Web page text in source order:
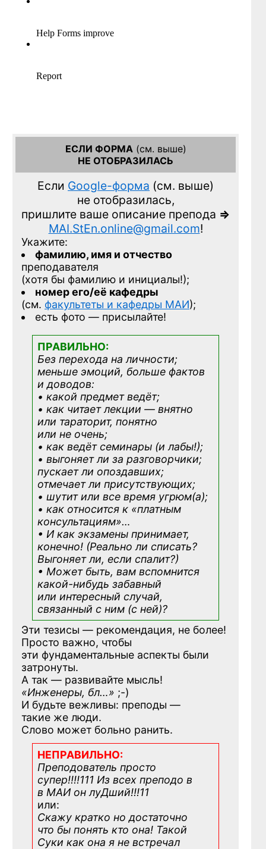
ЕСЛИ ФОРМА(см. выше)
НЕ ОТОБРАЗИЛАСЬ
Если Google-форма (см. выше)
не отобразилась,
пришлите ваше описание препода =>
MAI.StEn.online@gmail.com!
Укажите:
фамилию, имя и отчество
преподавателя
(хотя бы фамилию и инициалы!);
номер его/её кафедры
(см. факультеты и кафедры МАИ);
есть фото — присылайте!
ПРАВИЛЬНО:
Без перехода на личности;
меньше эмоций, больше фактов
и доводов:
• какой предмет ведёт;
• как читает лекции — внятно
или тараторит, понятно
или не очень;
• как ведёт семинары (и лабы!);
• выгоняет ли за разговорчики;
пускает ли опоздавших;
отмечает ли присутствующих;
• шутит или все время угрюм(а);
• как относится к «платным
консультациям»…
• И как экзамены принимает,
конечно! (Реально ли списать?
Выгоняет ли, если спалит?)
• Может быть, вам вспомнится
какой-нибудь забавный
или интересный случай,
связанный с ним (с ней)?
Эти тезисы — рекомендация, не более!
Просто важно, чтобы
эти фундаментальные аспекты были
затронуты.
А так — развивайте мысль!
«Инженеры, бл…» ;-)
И будьте вежливы: преподы —
такие же люди.
Слово может больно ранить.
НЕПРАВИЛЬНО:
Преподователь просто
супер!!!!111 Из всех преподо в
в МАИ он луДший!!!11
или:
Скажу кратко но достаточно
что бы понять кто она! Такой
Суки как она я не встречал